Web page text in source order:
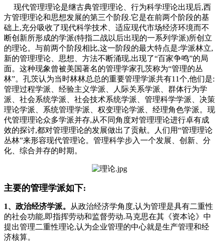
现代管理理论是继古典管理理论、行为科学理论出现后,西
方管理理论和思想发展的第三个阶段.它是在前两个阶段的基
础上,充分吸收了现代科学技术、适应现代市场经济环境而不
断创新所形成的学派(特指二战以后出现的一系列学派)所创立
的理论。与前两个阶段相比,这一阶段的最大特点是:学派林立,
新的管理理论、思想、方法不断涌现,出现了“百家争鸣”的局
面。这种现象曾被美国著名的管理学家孔茨称为“管理的丛
林”。孔茨认为当时林林总总的重要管理学派共有11个,他们是:
管理过程学派、经验主义学派、人际关系学派、群体行为学
派、社会系统学派、社会技术系统学派、管理科学学派、决策
理论学派、系统管理学派、权变理论学派、经理角色学派。现
代管理理论众多学派并存,从不同角度对管理理论进行卓有成
效的探讨,都对管理理论的发展做出了贡献。人们用“管理理论
丛林”来形容现代管理论。管理科学步入一个发展、创新、分
化、综合并存的时期。
主要的管理学派如下:
1、政治经济学派。
从政治经济学角度,认为管理是具有二重性
的社会功能,即指挥劳动和监督劳动.马克思在其《资本论》中
提出管理二重性理论,认为企业管理的中心就是生产管理和经
济核算。